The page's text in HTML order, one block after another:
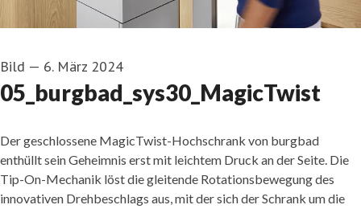
Bild — 6. März 2024
05_burgbad_sys30_MagicTwist
Der geschlossene MagicTwist-Hochschrank von burgbad
enthüllt sein Geheimnis erst mit leichtem Druck an der Seite. Die
Tip-On-Mechanik löst die gleitende Rotationsbewegung des
innovativen Drehbeschlags aus, mit der sich der Schrank um die